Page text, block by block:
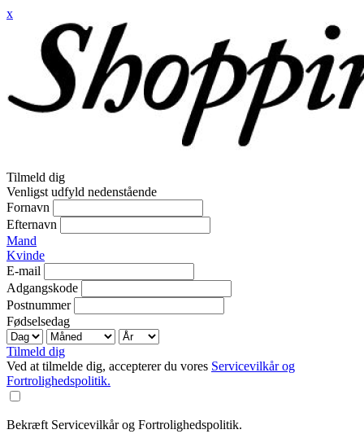
x
Tilmeld dig
Venligst udfyld nedenstående
Fornavn
Efternavn
Mand
Kvinde
E-mail
Adgangskode
Postnummer
Fødselsedag
Tilmeld dig
Ved at tilmelde dig, accepterer du vores Servicevilkår og
Fortrolighedspolitik.
Bekræft Servicevilkår og Fortrolighedspolitik.